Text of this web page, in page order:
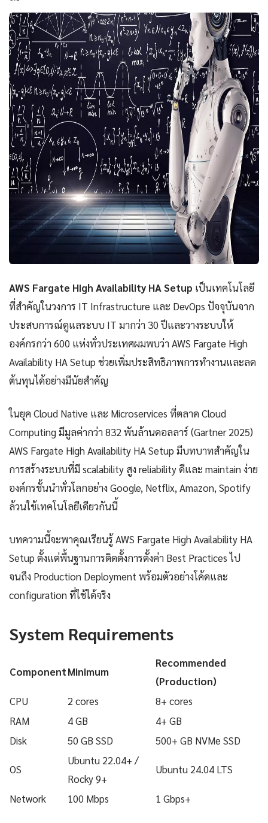
AWS Fargate High Availability HA Setup เป็นเทคโนโลยี
ที่สำคัญในวงการ IT Infrastructure และ DevOps ปัจจุบันจาก
ประสบการณ์ดูแลระบบ IT มากว่า 30 ปีและวางระบบให้
องค์กรกว่า 600 แห่งทั่วประเทศผมพบว่า AWS Fargate High
Availability HA Setup ช่วยเพิ่มประสิทธิภาพการทำงานและลด
ต้นทุนได้อย่างมีนัยสำคัญ
ในยุค Cloud Native และ Microservices ที่ตลาด Cloud
Computing มีมูลค่ากว่า 832 พันล้านดอลลาร์ (Gartner 2025)
AWS Fargate High Availability HA Setup มีบทบาทสำคัญใน
การสร้างระบบที่มี scalability สูง reliability ดีและ maintain ง่าย
องค์กรชั้นนำทั่วโลกอย่าง Google, Netflix, Amazon, Spotify
ล้วนใช้เทคโนโลยีเดียวกันนี้
บทความนี้จะพาคุณเรียนรู้ AWS Fargate High Availability HA
Setup ตั้งแต่พื้นฐานการติดตั้งการตั้งค่า Best Practices ไป
จนถึง Production Deployment พร้อมตัวอย่างโค้ดและ
configuration ที่ใช้ได้จริง
System Requirements
ComponentMinimum
Recommended
(Production)
CPU
2 cores
8+ cores
RAM
4 GB
4+ GB
Disk
50 GB SSD 500+ GB NVMe SSD
OS
Ubuntu 22.04+ /
Rocky 9+
Ubuntu 24.04 LTS
Network 100 Mbps 1 Gbps+